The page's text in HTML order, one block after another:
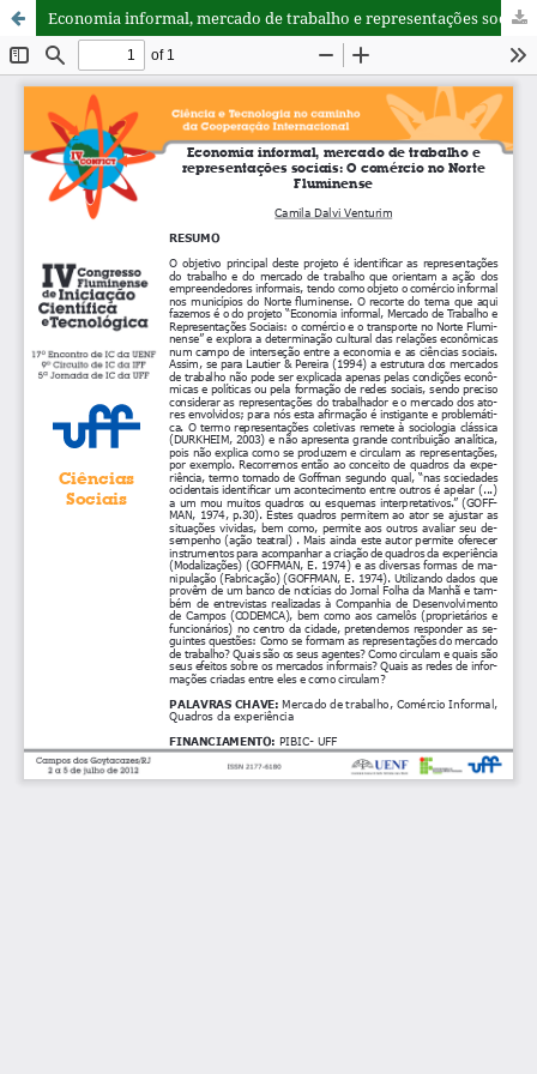
Economia informal, mercado de trabalho e representações sociais: O comércio no Norte Fluminense